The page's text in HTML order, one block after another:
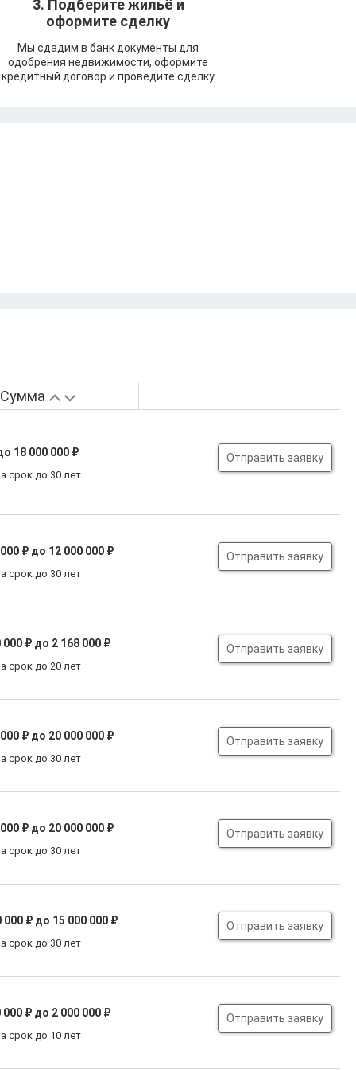
3. Подберите жильё и
оформите сделку
Мы сдадим в банк документы для
одобрения недвижимости, оформите
кредитный договор и проведите сделку
Сумма
18 000 000 ₽
срок до 30 лет
Отправить заявку
₽ до 12 000 000 ₽
срок до 30 лет
Отправить заявку
000 ₽ до 2 168 000 ₽
срок до 20 лет
Отправить заявку
₽ до 20 000 000 ₽
срок до 30 лет
Отправить заявку
₽ до 20 000 000 ₽
срок до 30 лет
Отправить заявку
000 ₽ до 15 000 000 ₽
срок до 30 лет
Отправить заявку
000 ₽ до 2 000 000 ₽
срок до 10 лет
Отправить заявку